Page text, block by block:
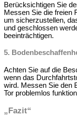
Berücksichtigen Sie
Messen Sie die freien
um sicherzustellen,
und geschlossen
beeinträchtigen.
5.
Achten Sie auf die
wenn das
wird. Messen Sie den
Tor problemlos
„Fazit“